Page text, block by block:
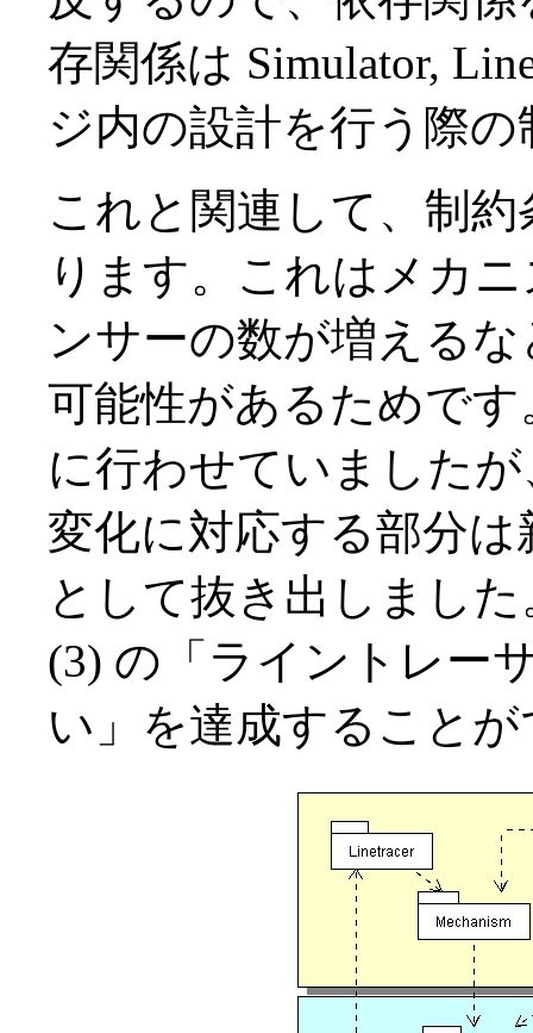
存関係は Simulator,
ジ内の設計を行う際
これと関連して、制
ります。これはメカ
ンサーの数が増える
可能性があるためです
に行わせていました
変化に対応する部分は
として抜き出しまし
(3) の「ライントレー
い」を達成すること